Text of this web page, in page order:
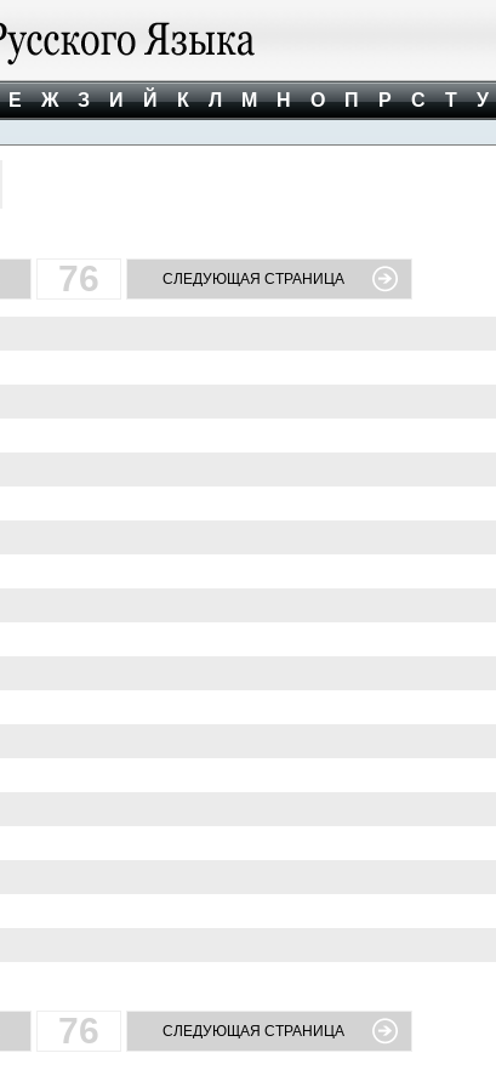
Е Ж З И Й К Л М Н О П Р С Т У
76 СЛЕДУЮЩАЯ СТРАНИЦА
76 СЛЕДУЮЩАЯ СТРАНИЦА